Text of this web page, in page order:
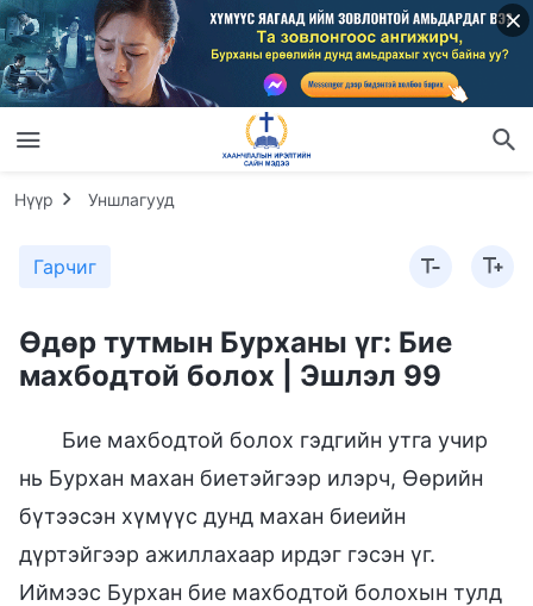
Нүүр Уншлагууд
Гарчиг
Өдөр тутмын Бурханы үг: Бие
махбодтой болох | Эшлэл 99
Бие махбодтой болох гэдгийн утга учир
нь Бурхан махан биетэйгээр илэрч, Өөрийн
бүтээсэн хүмүүс дунд махан биеийн
дүртэйгээр ажиллахаар ирдэг гэсэн үг.
Иймээс Бурхан бие махбодтой болохын тулд